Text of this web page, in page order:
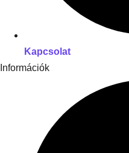
Kapcsolat
Információk